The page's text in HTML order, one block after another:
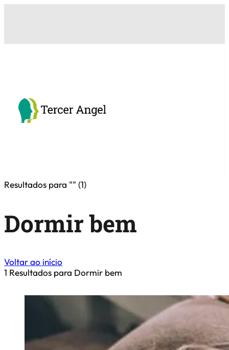
Resultados para "" (1)
Dormir bem
Voltar ao início
1 Resultados para Dormir bem